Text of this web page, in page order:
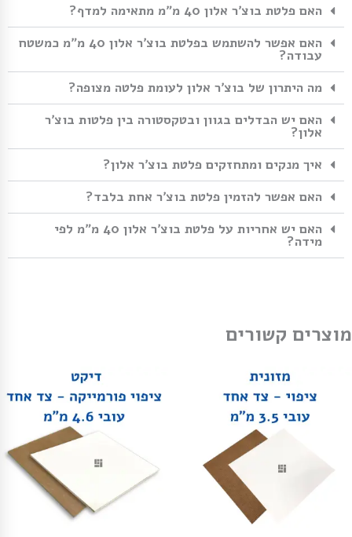
האם פלטת בוצ׳ר אלון 40 מ״מ מתאימה למדף?
האם אפשר להשתמש בפלטת בוצ׳ר אלון 40 מ״מ כמשטח
עבודה?
מה היתרון של בוצ׳ר אלון לעומת פלטה מצופה?
האם יש הבדלים בגוון ובטקסטורה בין פלטות בוצ׳ר
אלון?
איך מנקים ומתחזקים פלטת בוצ׳ר אלון?
האם אפשר להזמין פלטת בוצ׳ר אחת בלבד?
האם יש אחריות על פלטת בוצ׳ר אלון 40 מ״מ לפי
מידה?
מוצרים קשורים